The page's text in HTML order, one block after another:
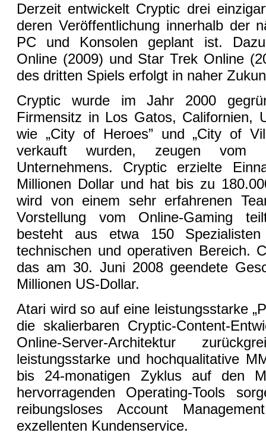
Derzeit entwickelt Cryptic drei
deren Veröffentlichung innerhalb der
PC und Konsolen geplant ist.
Online (2009) und Star Trek Online
des dritten Spiels erfolgt in naher
Cryptic wurde im Jahr 2000
Firmensitz in Los Gatos, Californien,
wie „City of Heroes” und „City of
verkauft wurden, zeugen vom
Unternehmens. Cryptic erzielte
Millionen Dollar und hat bis zu
wird von einem sehr erfahrenen
Vorstellung vom Online-Gaming
besteht aus etwa 150
technischen und operativen Bereich.
das am 30. Juni 2008 geendete
Millionen US-Dollar.
Atari wird so auf eine leistungsstarke
die skalierbaren Cryptic-Content-
Online-Server-Architektur
leistungsstarke und hochqualitative
bis 24-monatigen Zyklus auf den
hervorragenden Operating-Tools
reibungsloses Account
exzellenten Kundenservice.